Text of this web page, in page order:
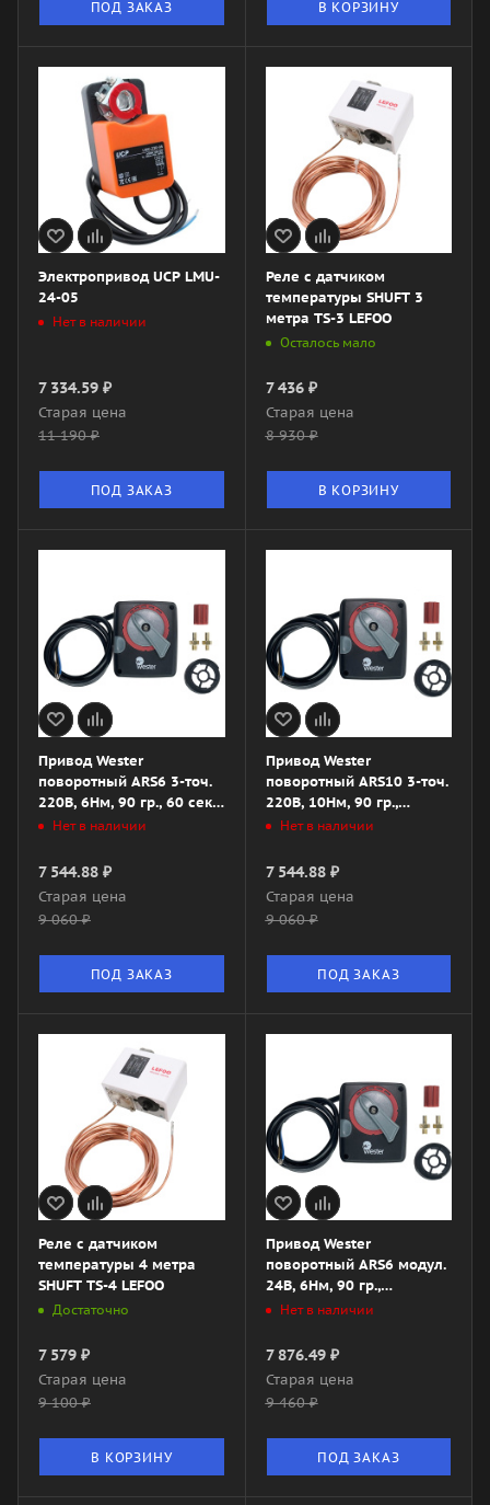
ПОД ЗАКАЗ В КОРЗИНУ
Электропривод UCP LMU-
24-05
Нет в наличии
7 334.59 ₽
Старая цена
11 190₽
ПОД ЗАКАЗ
Реле с датчиком
температуры SHUFT 3
метра TS-3 LEFOO
Осталось мало
7 436₽
Старая цена
8 930₽
В КОРЗИНУ
Привод Wester
поворотный ARS6 3-точ.
220В, 6Нм, 90 гр., 60 сек.
конц. выкл.
Нет в наличии
7 544.88 ₽
Старая цена
9 060₽
ПОД ЗАКАЗ
Привод Wester
поворотный ARS10 3-точ.
220В, 10Нм, 90 гр.,
120сек.
Нет в наличии
7 544.88₽
Старая цена
9 060₽
ПОД ЗАКАЗ
Реле с датчиком
температуры 4 метра
SHUFT TS-4 LEFOO
Достаточно
7 579 ₽
Старая цена
9 100₽
В КОРЗИНУ
Привод Wester
поворотный ARS6 модул.
24В, 6Нм, 90 гр.,
60/120сек. 0-10В
Нет в наличии
7 876.49₽
Старая цена
9 460₽
ПОД ЗАКАЗ